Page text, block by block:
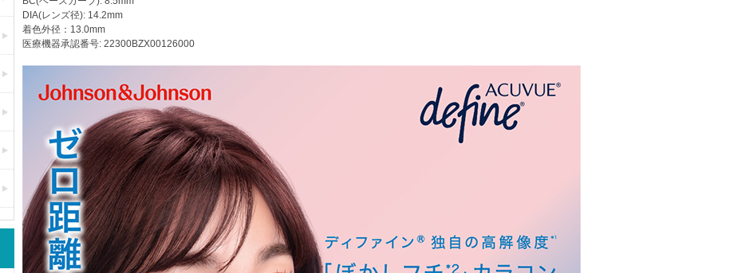
DIA(レンズ径): 14.2mm
着色外径：13.0mm
医療機器承認番号: 22300BZX00126000